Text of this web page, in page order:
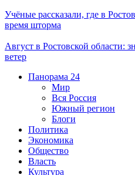
Учёные рассказали, где в
время шторма
Август в Ростовской области:
ветер
Панорама 24
Мир
Вся Россия
Южный регион
Блоги
Политика
Экономика
Общество
Власть
Культура